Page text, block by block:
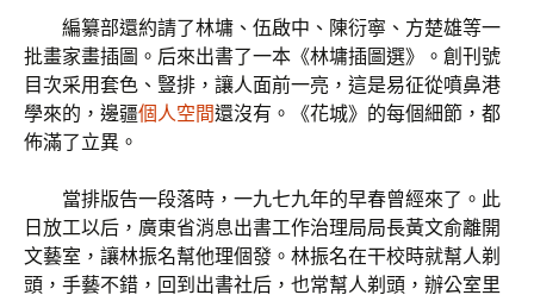
編纂部還約請了林墉、伍啟中、陳衍寧、方楚雄等一
批畫家畫插圖。后來出書了一本《林墉插圖選》。創刊號
目次采用套色、豎排，讓人面前一亮，這是易征從噴鼻港
學來的，邊疆個人空間還沒有。《花城》的每個細節，都
佈滿了立異。
當排版告一段落時，一九七九年的早春曾經來了。此
日放工以后，廣東省消息出書工作治理局局長黃文俞離開
文藝室，讓林振名幫他理個發。林振名在干校時就幫人剃
頭，手藝不錯，回到出書社后，也常幫人剃頭，辦公室里